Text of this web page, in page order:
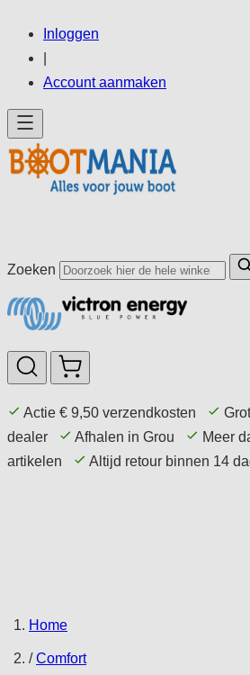
de
inhoud
Inloggen
Account aanmaken
Zoeken
Actie € 9,50 verzendkosten
dealer
Afhalen in Grou
Meer
artikelen
Altijd retour binnen 14
Home
/ Comfort